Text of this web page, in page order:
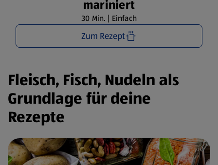
mariniert
30 Min. | Einfach
Zum Rezept
Fleisch, Fisch, Nudeln als
Grundlage für deine
Rezepte